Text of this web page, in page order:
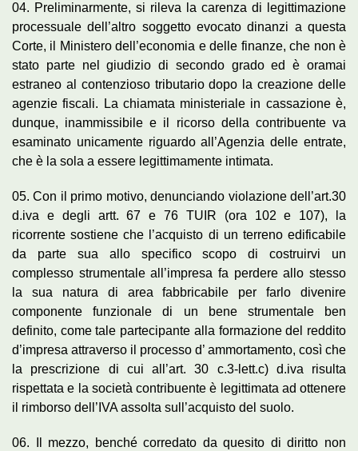
04. Preliminarmente, si rileva la carenza di legittimazione
processuale dell’altro soggetto evocato dinanzi a questa
Corte, il Ministero dell’economia e delle finanze, che non è
stato parte nel giudizio di secondo grado ed è oramai
estraneo al contenzioso tributario dopo la creazione delle
agenzie fiscali. La chiamata ministeriale in cassazione è,
dunque, inammissibile e il ricorso della contribuente va
esaminato unicamente riguardo all’Agenzia delle entrate,
che è la sola a essere legittimamente intimata.
05. Con il primo motivo, denunciando violazione dell’art.30
d.iva e degli artt. 67 e 76 TUIR (ora 102 e 107), la
ricorrente sostiene che l’acquisto di un terreno edificabile
da parte sua allo specifico scopo di costruirvi un
complesso strumentale all’impresa fa perdere allo stesso
la sua natura di area fabbricabile per farlo divenire
componente funzionale di un bene strumentale ben
definito, come tale partecipante alla formazione del reddito
d’impresa attraverso il processo d’ ammortamento, così che
la prescrizione di cui all’art. 30 c.3-lett.c) d.iva risulta
rispettata e la società contribuente è legittimata ad ottenere
il rimborso dell’IVA assolta sull’acquisto del suolo.
06. Il mezzo, benché corredato da quesito di diritto non